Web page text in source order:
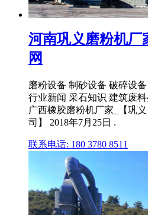
河南巩义磨粉机厂
网
磨粉设备 制砂设备 破碎设
行业新闻 采石知识 建筑废
广西橡胶磨粉机厂家_【巩
司】 2018年7月25日 .
联系电话: 180 3780 8511